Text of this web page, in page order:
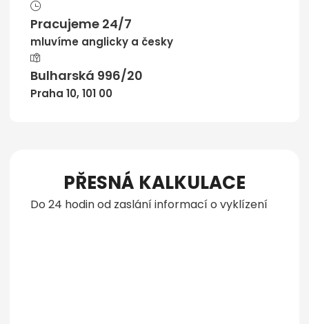
Pracujeme 24/7
mluvíme anglicky a česky
Bulharská 996/20
Praha 10, 101 00
PŘESNÁ KALKULACE
Do 24 hodin od zaslání informací o vyklízení